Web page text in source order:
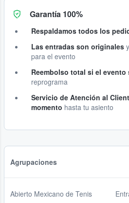
Garantía 100%
Respaldamos todos los
Las entradas son originales
para el evento
Reembolso total si el evento
reprograma
Servicio de Atención al
momento hasta tu asiento
Agrupaciones
Abierto Mexicano de Tenis